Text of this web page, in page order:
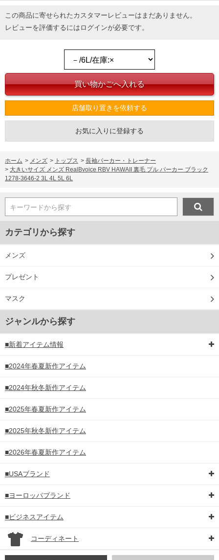
この商品に寄せられたカスタマーレビューはまだありません。
レビューを評価するにはログインが必要です。
店舗取り置きを依頼する
お気に入りに登録する
ホーム > メンズ > トップス > 長袖パーカー・トレーナー
> 大きいサイズ メンズ RealBvoice RBV HAWAII 裏毛 プル パーカー ブラック
1278-3646-2 3L 4L 5L 6L
キーワードから探す
カテゴリから探す
メンズ
プレゼント
マスク
ジャンルから探す
■新着アイテム情報
■2024年春夏新作アイテム
■2024年秋冬新作アイテム
■2025年春夏新作アイテム
■2025年秋冬新作アイテム
■2026年春夏新作アイテム
■USAブランド
■ヨーロッパブランド
■ビジネスアイテム
コーディネート